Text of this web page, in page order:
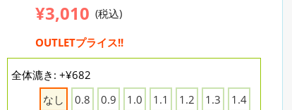
¥3,010 (税込)
OUTLETプライス!!
全体漉き: +¥682
なし
0.8 0.9 1.0 1.1 1.2 1.3
1.4